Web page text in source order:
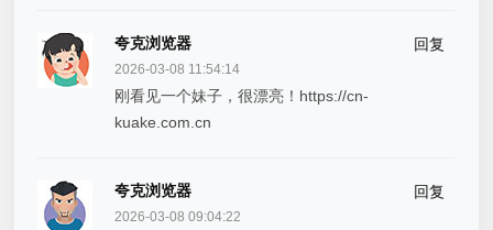
夸克浏览器 回复
2026-03-08 11:54:14
刚看见一个妹子，很漂亮！https://cn-
kuake.com.cn
夸克浏览器 回复
2026-03-08 09:04:22